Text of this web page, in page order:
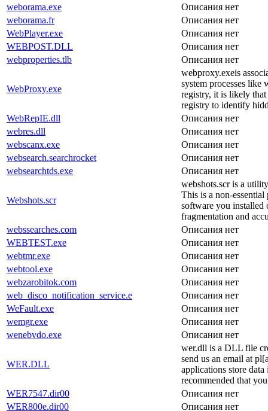
weborama.exe
Описания нет
weborama.fr
Описания нет
WebPlayer.exe
Описания нет
WEBPOST.DLL
Описания нет
webproperties.tlb
Описания нет
WebProxy.exe
webproxy.exeis
system processes like
registry, it is likely
registry to identify
WebRepIE.dll
Описания нет
webres.dll
Описания нет
webscanx.exe
Описания нет
websearch.searchrocket
Описания нет
websearchtds.exe
Описания нет
Webshots.scr
webshots.scr is a
This is a non-
software you installed
fragmentation and
webssearches.com
Описания нет
WEBTEST.exe
Описания нет
webtmr.exe
Описания нет
webtool.exe
Описания нет
webzarobitok.com
Описания нет
web_disco_notification_service.e
Описания нет
WeFault.exe
Описания нет
wemgr.exe
Описания нет
wenebvdo.exe
Описания нет
WER.DLL
wer.dll is a DLL file
send us an email at
applications store
recommended that
WER7547.dir00
Описания нет
WER800e.dir00
Описания нет